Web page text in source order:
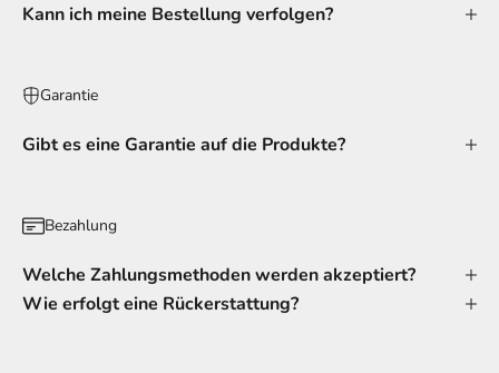
Kann ich meine Bestellung verfolgen?
Garantie
Gibt es eine Garantie auf die Produkte?
Bezahlung
Welche Zahlungsmethoden werden akzeptiert?
Wie erfolgt eine Rückerstattung?